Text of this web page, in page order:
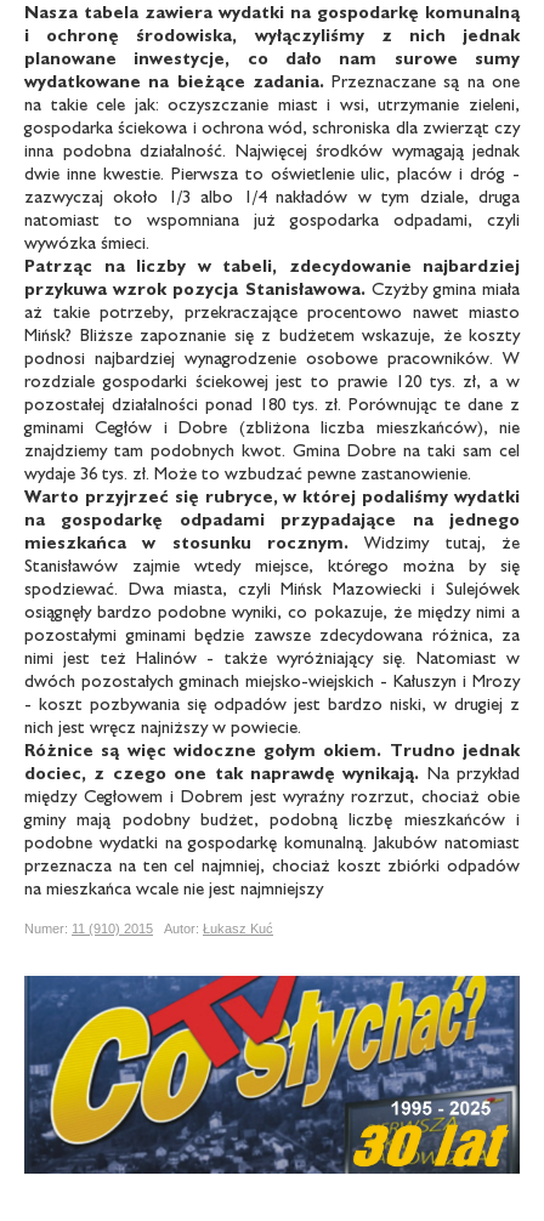
Nasza tabela zawiera wydatki na gospodarkę komunalną
i ochronę środowiska, wyłączyliśmy z nich jednak
planowane inwestycje, co dało nam surowe sumy
wydatkowane na bieżące zadania.Przeznaczane są na one
na takie cele jak: oczyszczanie miast i wsi, utrzymanie zieleni,
gospodarka ściekowa i ochrona wód, schroniska dla zwierząt czy
inna podobna działalność. Najwięcej środków wymagają jednak
dwie inne kwestie. Pierwsza to oświetlenie ulic, placów i dróg -
zazwyczaj około 1/3 albo 1/4 nakładów w tym dziale, druga
natomiast to wspomniana już gospodarka odpadami, czyli
wywózka śmieci.
Patrząc na liczby w tabeli, zdecydowanie najbardziej
przykuwa wzrok pozycja Stanisławowa.Czyżby gmina miała
aż takie potrzeby, przekraczające procentowo nawet miasto
Mińsk? Bliższe zapoznanie się z budżetem wskazuje, że koszty
podnosi najbardziej wynagrodzenie osobowe pracowników. W
rozdziale gospodarki ściekowej jest to prawie 120 tys. zł, a w
pozostałej działalności ponad 180 tys. zł. Porównując te dane z
gminami Cegłów i Dobre (zbliżona liczba mieszkańców), nie
znajdziemy tam podobnych kwot. Gmina Dobre na taki sam cel
wydaje 36 tys. zł. Może to wzbudzać pewne zastanowienie.
Warto przyjrzeć się rubryce, w której podaliśmy wydatki
na gospodarkę odpadamiprzypadające na jednego
mieszkańca w stosunku rocznym. Widzimy tutaj, że
Stanisławów zajmie wtedy miejsce, którego można by się
spodziewać. Dwa miasta, czyli Mińsk Mazowiecki i Sulejówek
osiągnęły bardzo podobne wyniki, co pokazuje, że między nimi a
pozostałymi gminami będzie zawsze zdecydowana różnica, za
nimi jest też Halinów - także wyróżniający się. Natomiast w
dwóch pozostałych gminach miejsko-wiejskich - Kałuszyn i Mrozy
- koszt pozbywania się odpadów jest bardzo niski, w drugiej z
nich jest wręcz najniższy w powiecie.
Różnice są więc widoczne gołym okiem. Trudno jednak
dociec, z czego one tak naprawdę wynikają. Na przykład
między Cegłowem i Dobrem jest wyraźny rozrzut, chociaż obie
gminy mają podobny budżet, podobną liczbę mieszkańców i
podobne wydatki na gospodarkę komunalną. Jakubów natomiast
przeznacza na ten cel najmniej, chociaż koszt zbiórki odpadów
na mieszkańca wcale nie jest najmniejszy
Numer: 11 (910) 2015 Autor: Łukasz Kuć